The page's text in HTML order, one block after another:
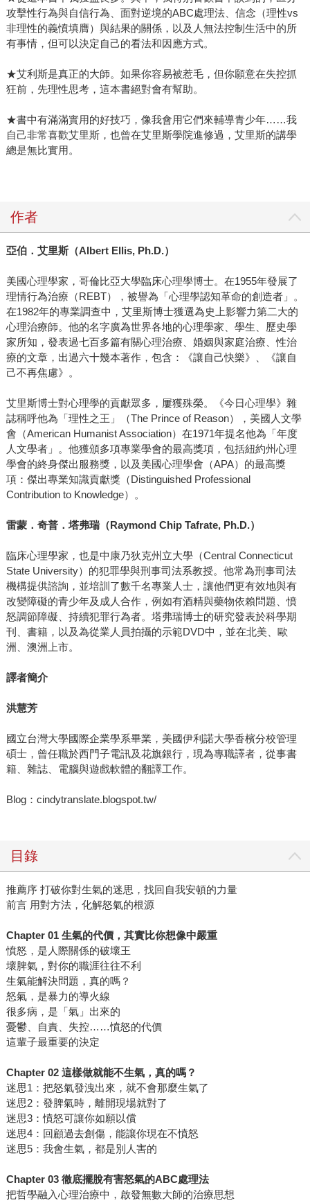
攻擊性行為與自信行為、面對逆境的ABC處理法、信念（理性vs
非理性的義憤填膺）與結果的關係，以及人無法控制生活中的所
有事情，但可以決定自己的看法和因應方式。
★艾利斯是真正的大師。如果你容易被惹毛，但你願意在失控抓
狂前，先理性思考，這本書絕對會有幫助。
★書中有滿滿實用的好技巧，像我會用它們來輔導青少年……我
自己非常喜歡艾里斯，也曾在艾里斯學院進修過，艾里斯的講學
總是無比實用。
作者
亞伯．艾里斯（Albert Ellis, Ph.D.）
美國心理學家，哥倫比亞大學臨床心理學博士。在1955年發展了
理情行為治療（REBT），被譽為「心理學認知革命的創造者」。
在1982年的專業調查中，艾里斯博士獲選為史上影響力第二大的
心理治療師。他的名字廣為世界各地的心理學家、學生、歷史學
家所知，發表過七百多篇有關心理治療、婚姻與家庭治療、性治
療的文章，出過六十幾本著作，包含：《讓自己快樂》、《讓自
己不再焦慮》。
艾里斯博士對心理學的貢獻眾多，屢獲殊榮。《今日心理學》雜
誌稱呼他為「理性之王」（The Prince of Reason），美國人文學
會（American Humanist Association）在1971年提名他為「年度
人文學者」。他獲頒多項專業學會的最高獎項，包括紐約州心理
學會的終身傑出服務獎，以及美國心理學會（APA）的最高獎
項：傑出專業知識貢獻獎（Distinguished Professional
Contribution to Knowledge）。
雷蒙．奇普．塔弗瑞（Raymond Chip Tafrate, Ph.D.）
臨床心理學家，也是中康乃狄克州立大學（Central Connecticut
State University）的犯罪學與刑事司法系教授。他常為刑事司法
機構提供諮詢，並培訓了數千名專業人士，讓他們更有效地與有
改變障礙的青少年及成人合作，例如有酒精與藥物依賴問題、憤
怒調節障礙、持續犯罪行為者。塔弗瑞博士的研究發表於科學期
刊、書籍，以及為從業人員拍攝的示範DVD中，並在北美、歐
洲、澳洲上市。
譯者簡介
洪慧芳
國立台灣大學國際企業學系畢業，美國伊利諾大學香檳分校管理
碩士，曾任職於西門子電訊及花旗銀行，現為專職譯者，從事書
籍、雜誌、電腦與遊戲軟體的翻譯工作。
Blog：cindytranslate.blogspot.tw/
目錄
推薦序 打破你對生氣的迷思，找回自我安頓的力量
前言 用對方法，化解怒氣的根源
Chapter 01 生氣的代價，其實比你想像中嚴重
憤怒，是人際關係的破壞王
壞脾氣，對你的職涯往往不利
生氣能解決問題，真的嗎？
怒氣，是暴力的導火線
很多病，是「氣」出來的
憂鬱、自責、失控……憤怒的代價
這輩子最重要的決定
Chapter 02 這樣做就能不生氣，真的嗎？
迷思1：把怒氣發洩出來，就不會那麼生氣了
迷思2：發脾氣時，離開現場就對了
迷思3：憤怒可讓你如願以償
迷思4：回顧過去創傷，能讓你現在不憤怒
迷思5：我會生氣，都是別人害的
Chapter 03 徹底擺脫有害怒氣的ABC處理法
把哲學融入心理治療中，啟發無數大師的治療思想